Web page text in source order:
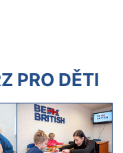
PRO DĚTI